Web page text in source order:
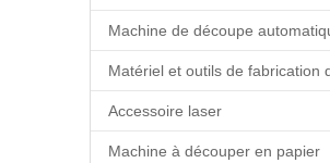
Machine de découpe
Accessoire laser
Machine à découper en papier